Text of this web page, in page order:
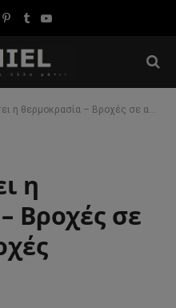
Pinterest
TumblrYouTube
– Βροχές σε αρκετές περιοχές
η
Βροχές σε